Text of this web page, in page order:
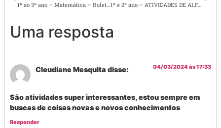
1º e 2º ano – ATIVIDADES DE ALFABETIZAÇÃO – PALAVRA, SÍLABAS E LETRAS
Uma resposta
Cleudiane Mesquita disse: 04/03/2024 às 17:33
São atividades super interessantes, estou sempre em
buscas de coisas novas e novos conhecimentos
Responder